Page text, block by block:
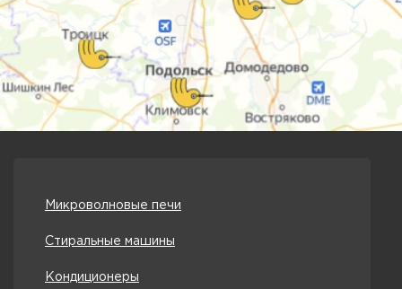
Микроволновые печи
Стиральные машины
Кондиционеры